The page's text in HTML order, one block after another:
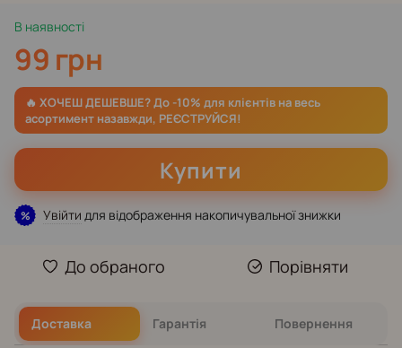
В наявності
99 грн
Купити
% Увійти для відображення накопичувальної знижки
До обраного Порівняти
Доставка Гарантія Повернення